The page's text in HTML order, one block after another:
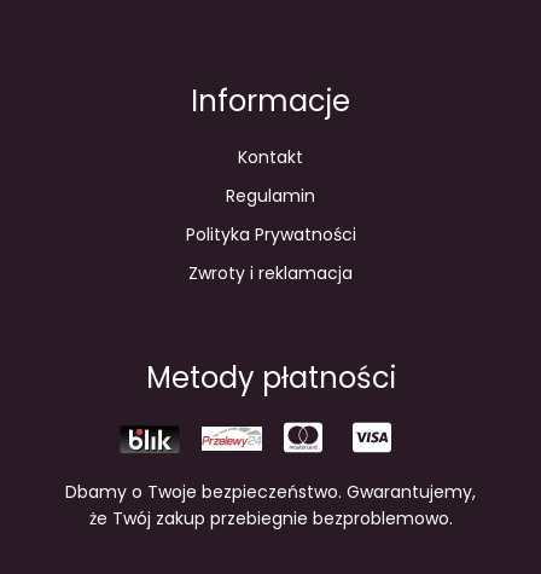
Informacje
Kontakt
Regulamin
Polityka Prywatności
Zwroty i reklamacja
Metody płatności
Dbamy o Twoje bezpieczeństwo. Gwarantujemy,
że Twój zakup przebiegnie bezproblemowo.